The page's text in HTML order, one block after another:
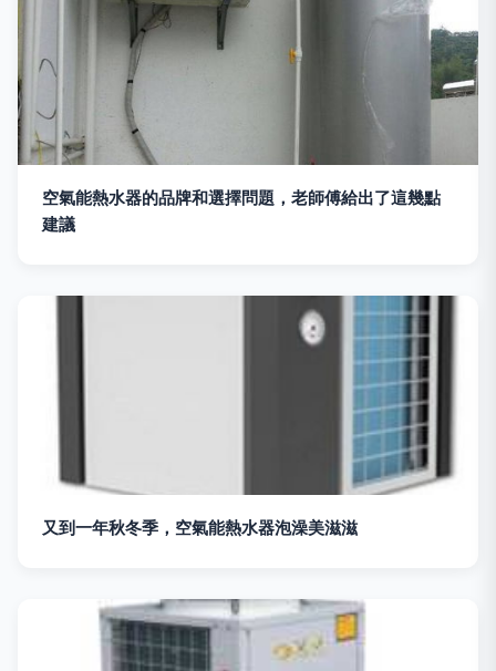
空氣能熱水器的品牌和選擇問題，老師傅給出了這幾點
建議
又到一年秋冬季，空氣能熱水器泡澡美滋滋